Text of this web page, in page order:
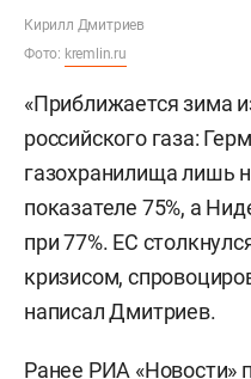
Кирилл Дмитриев
Фото: kremlin.ru
«Приближается зима
российского газа:
газохранилища лишь
показателе 75%, а
при 77%. ЕС
кризисом,
написал Дмитриев.
Ранее РИА «Новости»